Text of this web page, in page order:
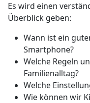
Es wird einen
Überblick geben:
Wann ist ein
Smartphone?
Welche Regeln
Familienalltag?
Welche
Wie können wir